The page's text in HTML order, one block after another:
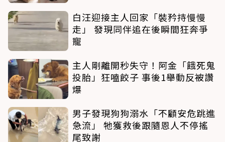
白汪迎接主人回家「裝矜持慢慢
走」 發現同伴追在後瞬間狂奔爭
寵
主人剛離開秒失守！阿金「餓死鬼
投胎」狂嗑餃子 事後1舉動反被讚
爆
男子發現狗狗溺水「不顧安危跳進
急流」 牠獲救後跟隨恩人不停搖
尾致謝